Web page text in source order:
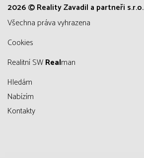
2026 © Reality Zavadil a partneři s.r.o.
všechna práva vyhrazena
Cookies
Realitní SWRealman
Hledám
Nabízím
Kontakty